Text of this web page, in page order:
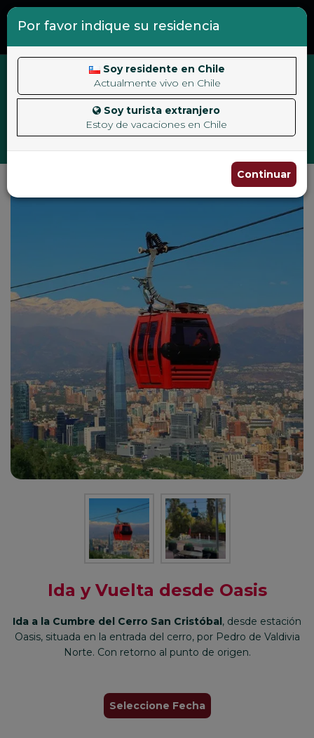
Toggle
Por favor indique su residencia
Soy residente en Chile
Actualmente vivo en Chile
Soy turista extranjero
Estoy de vacaciones en Chile
Continuar
Ida y Vuelta desde Oasis
Ida a la Cumbre del Cerro San Cristóbal, desde estación
Oasis, situada en la entrada del cerro, por Pedro de Valdivia
Norte. Con retorno al punto de origen.